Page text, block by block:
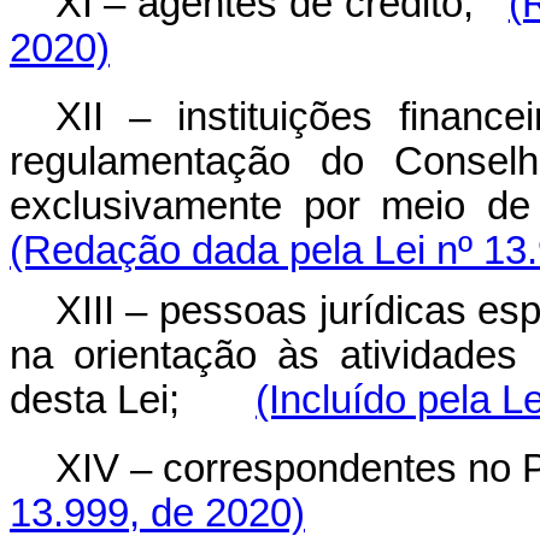
2020)
XII – instituições
regulamentação do
exclusivamente por meio
(Redação dada pela Lei nº
XIII – pessoas jurídicas
na orientação às
desta Lei;
(Incluído pela
XIV – correspondentes no
13.999, de 2020)